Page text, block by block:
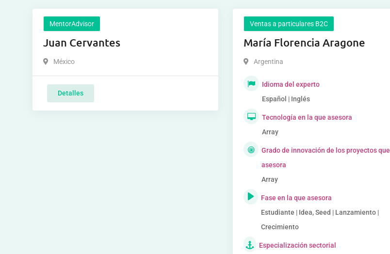
MentorAdvisor
Juan Cervantes
México
Detalles
Ventas a particulares B2C
María Florencia Aragone
Argentina
Idioma del experto
Español | Inglés
Tecnología en la que asesora
Array
Grado de innovación de los proyectos que
asesora
Array
Fase en la que asesora
Estudiante | Idea, Seed | Lanzamiento |
Crecimiento
Especialización sectorial